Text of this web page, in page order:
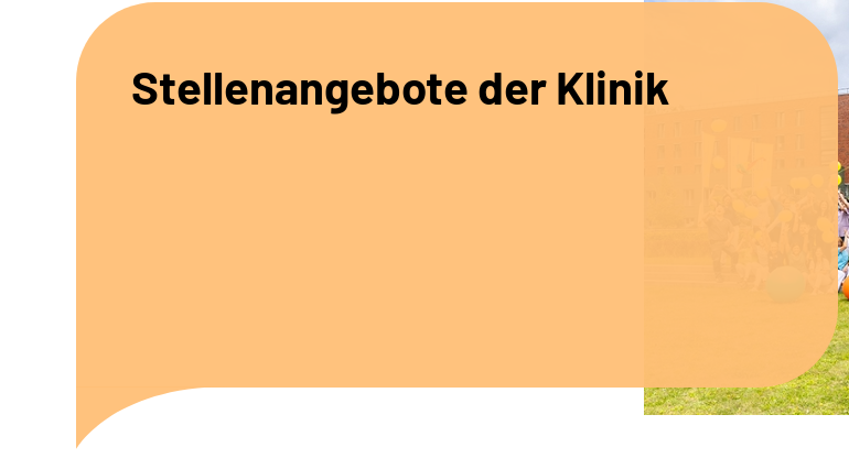
Stellenangebote der Klinik